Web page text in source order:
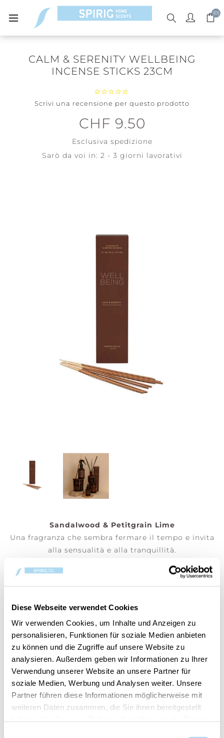
Diese Webseite verwendet Cookies
Wir verwenden Cookies, um Inhalte und Anzeigen zu
personalisieren, Funktionen für soziale Medien anbieten
zu können und die Zugriffe auf unsere Website zu
analysieren. Außerdem geben wir Informationen zu Ihrer
Verwendung unserer Website an unsere Partner für
soziale Medien, Werbung und Analysen weiter. Unsere
Partner führen diese Informationen möglicherweise mit
weiteren Daten zusammen, die Sie ihnen bereitgestellt
(0)
CALM & SERENITY WELLBEING
INCENSE STICKS 23CM
Scrivi una recensione per questo prodotto
CHF 9.50
Esclusiva spedizione
Sarò da voi in: 2 - 3 giorni lavorativi
Sandalwood & Petitgrain Lime
Una fragranza che sembra fermare il tempo e invita
alla sensualità e alla tranquillità.
di incenso Cerería Mollá 1899 in un luogo tranquillo
e ben ventilato. Tieni l’estremità in legno, accendi
spegnere la fiamma. Lascia che l’incenso bruci
lentamente e goditi il suo aroma rilassante.
(Prezzo per pezzo)
AGGIUNGI AL CARRELLO